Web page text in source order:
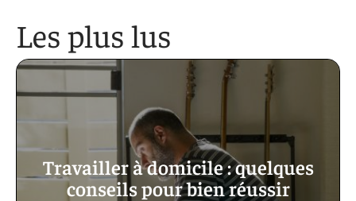
Les plus lus
Travailler à domicile : quelques
conseils pour bien réussir